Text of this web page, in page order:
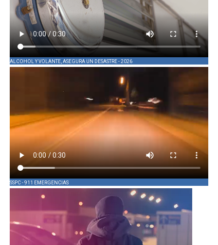
ALCOHOL Y VOLANTE, ASEGURA UN DESASTRE - 2026
SSPC - 911 EMERGENCIAS